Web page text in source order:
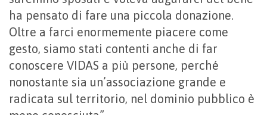
ha pensato di fare una piccola donazione.
Oltre a farci enormemente piacere come
gesto, siamo stati contenti anche di far
conoscere VIDAS a più persone, perché
nonostante sia un’associazione grande e
radicata sul territorio, nel dominio pubblico è